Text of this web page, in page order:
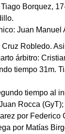
Borquez,
Juan Manuel
Robledo.
árbitro:
tiempo 31m.
tiempo al
Rocca
por Federico
por Matías